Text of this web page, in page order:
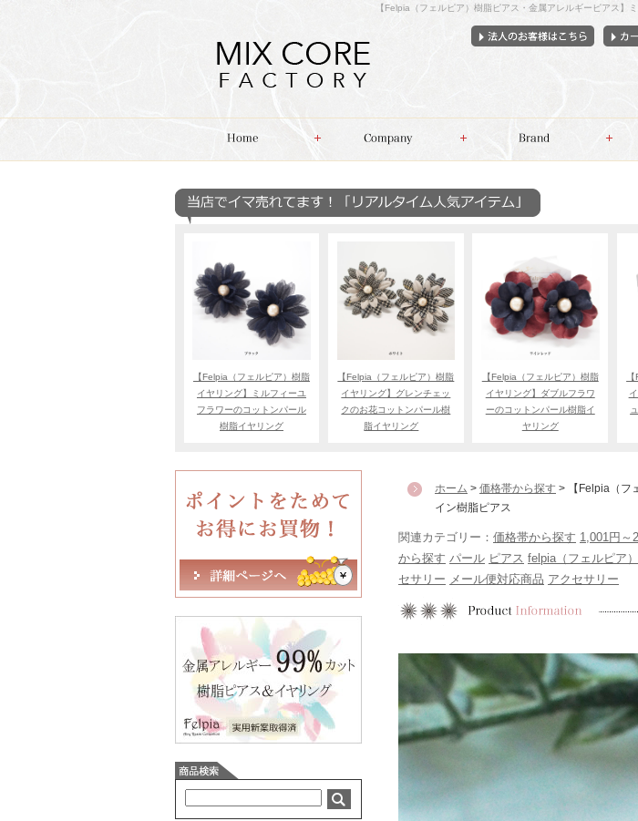
【Felpia（フェルピア）樹脂ピアス・金属アレルギーピアス
【Felpia（フェルピア）樹脂
イヤリング】ミルフィーユ
フラワーのコットンパール
樹脂イヤリング
【Felpia（フェルピア）樹脂
イヤリング】グレンチェッ
クのお花コットンパール樹
脂イヤリング
【Felpia（フェルピア）樹脂
イヤリング】ダブルフラワ
ーのコットンパール樹脂イ
ヤリング
ホーム > 価格帯から探す > 【Felpia（フ
イン樹脂ピアス
関連カテゴリー： 価格帯から探す 1,001円～
から探す パール ピアス felpia（フェルピア
セサリー メール便対応商品 アクセサリー